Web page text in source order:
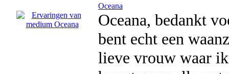
Oceana
Oceana, bedankt
bent echt een
lieve vrouw waar